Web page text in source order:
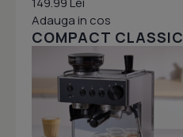
Adauga in cos
COMPACT CLASSIC